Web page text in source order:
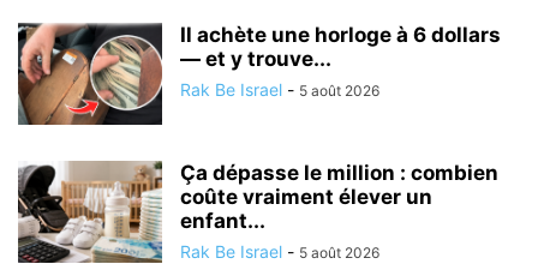
Il achète une horloge à 6 dollars
— et y trouve...
Rak Be Israel - 5 août 2026
Ça dépasse le million : combien
coûte vraiment élever un
enfant...
Rak Be Israel - 5 août 2026